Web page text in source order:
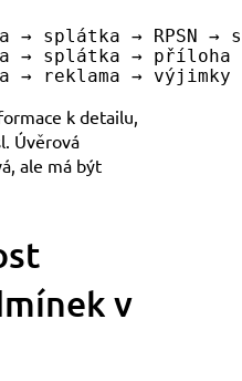
splátka → RPSN →
→ splátka → příloha
k detailu,
Úvěrová
ale má být
v